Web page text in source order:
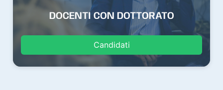
DOCENTI CON DOTTORATO
Candidati